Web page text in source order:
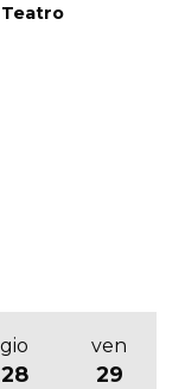
Teatro
gio
28
ven
29